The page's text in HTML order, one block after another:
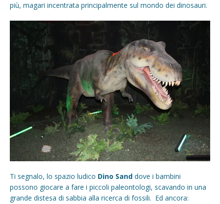
più, magari incentrata principalmente sul mondo dei dinosauri.
Ti segnalo, lo spazio ludico Dino Sand dove i bambini
possono giocare a fare i piccoli paleontologi, scavando in una
grande distesa di sabbia alla ricerca di fossili. Ed ancora: